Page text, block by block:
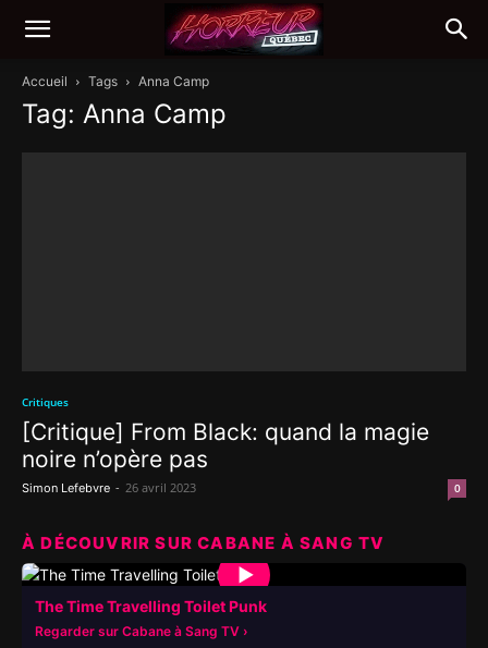
Accueil Tags Anna Camp
Tag: Anna Camp
Critiques
[Critique] From Black: quand la magie
noire n’opère pas
Simon Lefebvre - 26 avril 2023 0
À DÉCOUVRIR SUR CABANE À SANG TV
▶
The Time Travelling Toilet Punk
Regarder sur Cabane à Sang TV